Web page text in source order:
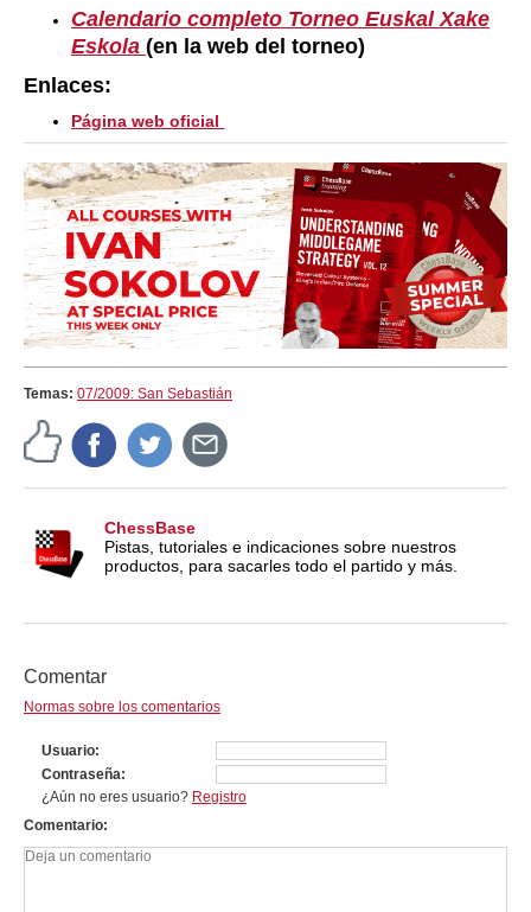
Calendario completo Torneo Euskal Xake
Eskola (en la web del torneo)
Enlaces:
Página web oficial
Temas: 07/2009: San Sebastián
ChessBase
Pistas, tutoriales e indicaciones sobre nuestros
productos, para sacarles todo el partido y más.
Comentar
Normas sobre los comentarios
Usuario
Contraseña
¿Aún no eres usuario? Registro
Comentario